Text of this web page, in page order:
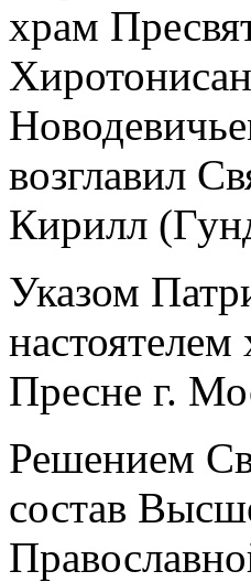
храм
возглавил
Кирилл
Указом
Пресне г.
Решением
состав